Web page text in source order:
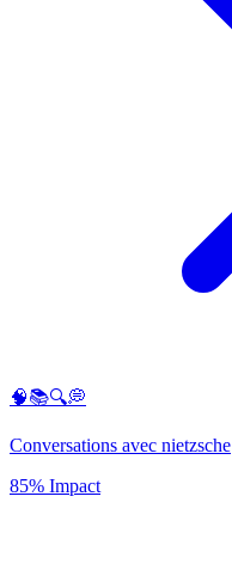
🧠📚🔍💭
Conversations avec nietzsche
85% Impact